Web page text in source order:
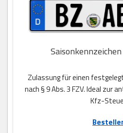
Zulassung für einen
nach § 9 Abs. 3 FZV. Ideal zur
Kfz-